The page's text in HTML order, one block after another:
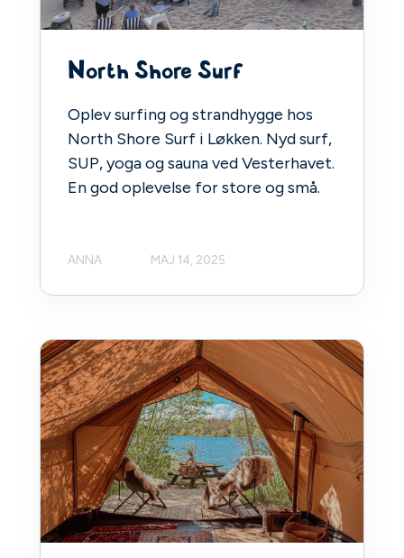
North Shore Surf
Oplev surfing og strandhygge hos
North Shore Surf i Løkken. Nyd surf,
SUP, yoga og sauna ved Vesterhavet.
En god oplevelse for store og små.
ANNA MAJ 14, 2025